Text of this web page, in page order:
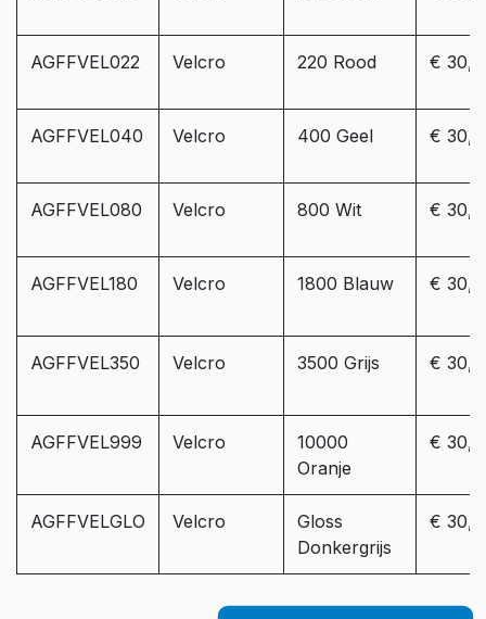
AGFFVEL022 Velcro 220 Rood €
AGFFVEL040 Velcro 400 Geel €
AGFFVEL080 Velcro 800 Wit €
AGFFVEL180 Velcro 1800 Blauw €
AGFFVEL350 Velcro 3500 Grijs €
AGFFVEL999 Velcro
10000
Oranje
€
AGFFVELGLO Velcro
Gloss
Donkergrijs
€